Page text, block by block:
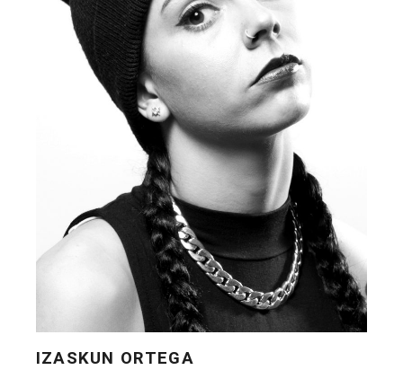
IZASKUN ORTEGA